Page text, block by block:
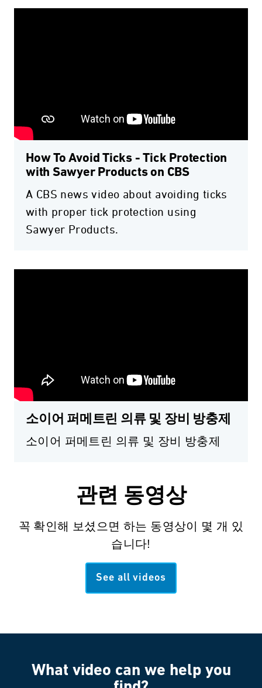
How To Avoid Ticks - Tick Protection
with Sawyer Products on CBS
A CBS news video about avoiding ticks
with proper tick protection using
Sawyer Products.
소이어 퍼메트린 의류 및 장비 방충제
소이어 퍼메트린 의류 및 장비 방충제
관련 동영상
꼭 확인해 보셨으면 하는 동영상이 몇 개 있
습니다!
See all videos
What video can we help you